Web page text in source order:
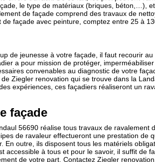
le type de matériaux (briques, béton,…),
de façade comprend des travaux de
façade avec peinture, comptez entre 25 à
de jeunesse à votre façade, il faut recourir
a pour mission de protéger,
convenables au diagnostic de votre
Ziegler renovation qui se trouve dans la
expériences, ces façadiers réaliseront un
façade
56690 réalise tous travaux de ravalement
de ravaleur effectueront une prestation de
En outre, ils disposent tous les matériels
accessible à tous et pour le savoir, il suffit de
de votre part. Contactez Ziegler renovation.